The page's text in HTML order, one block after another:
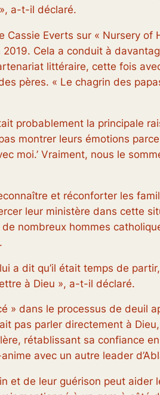
a-t-il déclaré.
Cassie Everts sur « Nursery
Cela a conduit à
littéraire, cette fois
pères. « Le chagrin des
probablement la principale
montrer leurs émotions
moi.’ Vraiment, nous le
et réconforter les
leur ministère dans cette
de nombreux hommes
a dit qu’il était temps de
à Dieu », a-t-il déclaré.
» dans le processus de deuil
pas parler directement à
rétablissant sa confiance
avec un autre leader
et de leur guérison peut